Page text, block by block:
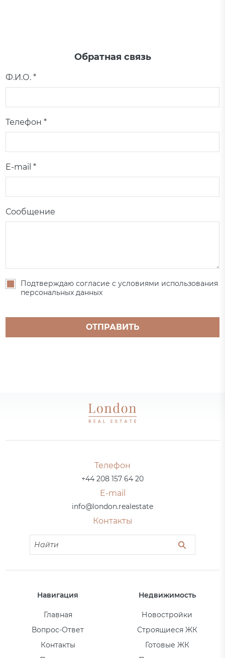
Обратная связь
Ф.И.О. *
Телефон *
E-mail *
Сообщение
Подтверждаю согласие с условиями использования
персональных данных
ОТПРАВИТЬ
Телефон
+44 208 157 64 20
E-mail
info@london.realestate
Контакты
Навигация
Главная
Вопрос-Ответ
Контакты
Недвижимость
Новостройки
Строящиеся ЖК
Готовые ЖК